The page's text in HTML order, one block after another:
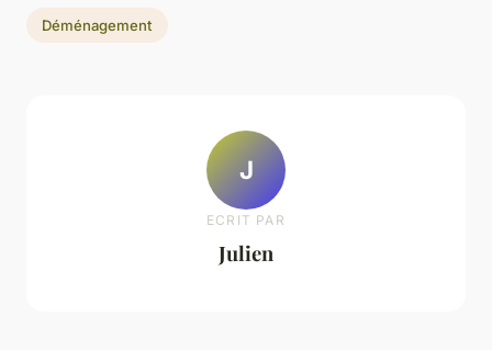
Déménagement
J
ECRIT PAR
Julien